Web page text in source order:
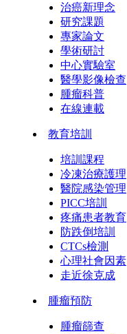
治癌新理念
研究課題
專家論文
學術研討
中心實驗室
醫學影像檢查
腫瘤科普
在線連載
教育培訓
培訓課程
冷凍治療護理
醫院感染管理
PICC培訓
疼痛患者教育
防跌倒培訓
CTCs檢測
心理社會因素
走近徐克成
腫瘤預防
腫瘤篩查